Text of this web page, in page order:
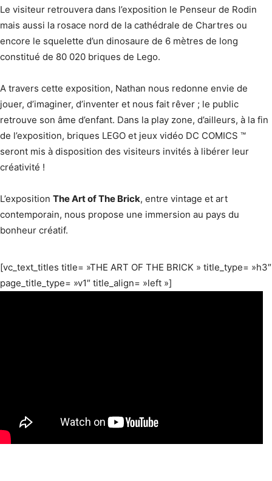
Le visiteur retrouvera dans l’exposition le Penseur de Rodin
mais aussi la rosace nord de la cathédrale de Chartres ou
encore le squelette d’un dinosaure de 6 mètres de long
constitué de 80 020 briques de Lego.
A travers cette exposition, Nathan nous redonne envie de
jouer, d’imaginer, d’inventer et nous fait rêver ; le public
retrouve son âme d’enfant. Dans la play zone, d’ailleurs, à la fin
de l’exposition, briques LEGO et jeux vidéo DC COMICS ™
seront mis à disposition des visiteurs invités à libérer leur
créativité !
L’exposition The Art of The Brick, entre vintage et art
contemporain, nous propose une immersion au pays du
bonheur créatif.
[vc_text_titles title= »THE ART OF THE BRICK » title_type= »h3″
page_title_type= »v1″ title_align= »left »]